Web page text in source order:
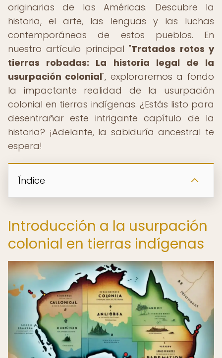
originarias de las Américas. Descubre la
historia, el arte, las lenguas y las luchas
contemporáneas de estos pueblos. En
nuestro artículo principal "Tratados rotos y
tierras robadas: La historia legal de la
usurpación colonial", exploraremos a fondo
la impactante realidad de la usurpación
colonial en tierras indígenas. ¿Estás listo para
desentrañar este intrigante capítulo de la
historia? ¡Adelante, la sabiduría ancestral te
espera!
Índice
Introducción a la usurpación
colonial en tierras indígenas